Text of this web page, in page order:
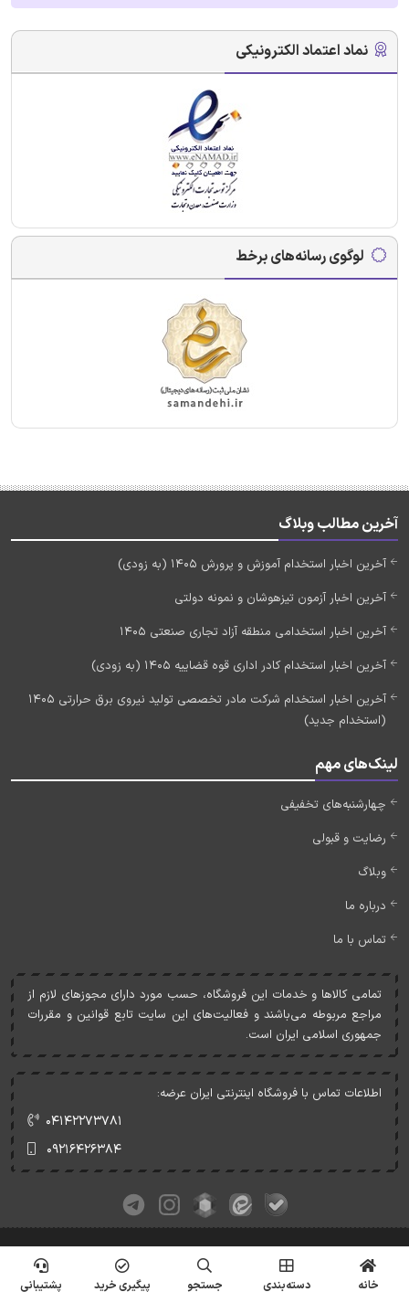
نماد اعتماد الکترونیکی
لوگوی رسانه‌های برخط
آخرین مطالب وبلاگ
آخرین اخبار استخدام آموزش و پرورش 1405 (به زودی)
آخرین اخبار آزمون تیزهوشان و نمونه دولتی
آخرین اخبار استخدامی منطقه آزاد تجاری صنعتی 1405
آخرین اخبار استخدام کادر اداری قوه قضاییه 1405 (به زودی)
آخرین اخبار استخدام شرکت مادر تخصصی تولید نیروی برق حرارتی 1405
(استخدام جدید)
لینک‌های مهم
چهارشنبه‌های تخفیفی
رضایت و قبولی
وبلاگ
درباره ما
تماس با ما
تمامی کالاها و خدمات اين فروشگاه، حسب مورد دارای مجوزهای لازم از
مراجع مربوطه می‌باشند و فعاليت‌های اين سايت تابع قوانين و مقررات
جمهوری اسلامی ايران است.
اطلاعات تماس با فروشگاه اینترنتی ایران عرضه:
۰۴۱۴۲۲۷۳۷۸۱
۰۹۲۱۶۴۲۶۳۸۴
خانه دسته‌بندی جستجو پیگیری خرید پشتیبانی